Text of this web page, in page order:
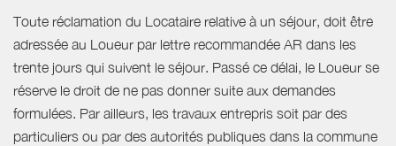
Toute réclamation du Locataire relative à un séjour, doit être
adressée au Loueur par lettre recommandée AR dans les
trente jours qui suivent le séjour. Passé ce délai, le Loueur se
réserve le droit de ne pas donner suite aux demandes
formulées. Par ailleurs, les travaux entrepris soit par des
particuliers ou par des autorités publiques dans la commune